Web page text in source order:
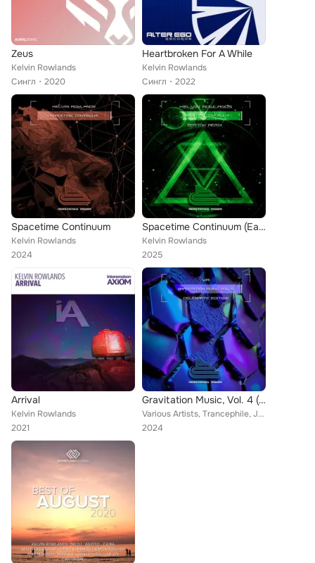
Zeus
Kelvin Rowlands
Сингл
2020
Heartbroken For A While
Kelvin Rowlands
Сингл
2022
Spacetime Continuum
Kelvin Rowlands
2024
Spacetime Continuum (Eastok Remix)
Kelvin Rowlands
2025
Arrival
Kelvin Rowlands
2021
Gravitation Music, Vol. 4 (Celebrate Edition)
Various Artists, Trancephile, Jon Fayer, Trance Atlantic, Dmpv, Spaceline, Henry Caster, Skilsara, S-Cosmos, Thomas Lloyd, Chris...
2024